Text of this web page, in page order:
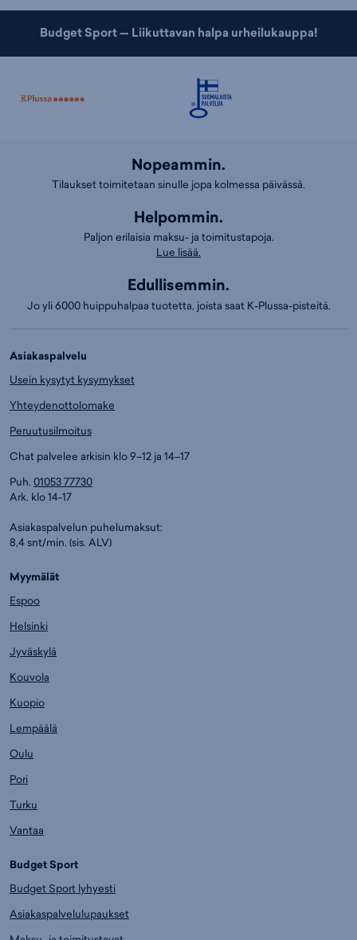
Budget Sport — Liikuttavan halpa urheilukauppa!
Nopeammin.
Tilaukset toimitetaan sinulle jopa kolmessa päivässä.
Helpommin.
Paljon erilaisia maksu- ja toimitustapoja.
Lue lisää.
Edullisemmin.
Jo yli 6000 huippuhalpaa tuotetta, joista saat K-Plussa-pisteitä.
Asiakaspalvelu
Usein kysytyt kysymykset
Yhteydenottolomake
Peruutusilmoitus
Chat palvelee arkisin klo 9–12 ja 14–17
Puh. 01053 77730
Ark. klo 14-17
Asiakaspalvelun puhelumaksut:
8,4 snt/min. (sis. ALV)
Myymälät
Espoo
Helsinki
Jyväskylä
Kouvola
Kuopio
Lempäälä
Oulu
Pori
Turku
Vantaa
Budget Sport
Budget Sport lyhyesti
Asiakaspalvelulupaukset